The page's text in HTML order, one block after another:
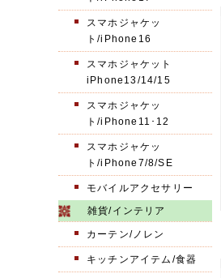
スマホジャケッ
ト/iPhone16
スマホジャケット
iPhone13/14/15
スマホジャケッ
ト/iPhone11･12
スマホジャケッ
ト/iPhone7/8/SE
モバイルアクセサリー
雑貨/インテリア
カーテン/ノレン
キッチンアイテム/食器